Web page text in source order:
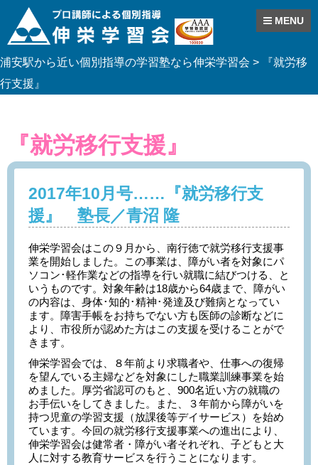
Skip
to
content
MENU
浦安駅から近い個別指導の学習塾なら伸栄学習会 >
『就労移
行支援』
『就労移行支援』
2017年10月号……『就労移行支
援』 塾長／青沼 隆
伸栄学習会はこの９月から、南行徳で就労移行支援事
業を開始しました。この事業は、障がい者を対象にパ
ソコン･軽作業などの指導を行い就職に結びつける、と
いうものです。対象年齢は18歳から64歳まで、障がい
の内容は、身体･知的･精神･発達及び難病となってい
ます。障害手帳をお持ちでない方も医師の診断などに
より、市役所が認めた方はこの支援を受けることがで
きます。
伸栄学習会では、８年前より求職者や、仕事への復帰
を望んでいる主婦などを対象にした職業訓練事業を始
めました。厚労省認可のもと、900名近い方の就職の
お手伝いをしてきました。また、３年前から障がいを
持つ児童の学習支援（放課後等デイサービス）を始め
ています。今回の就労移行支援事業への進出により、
伸栄学習会は健常者・障がい者それぞれ、子どもと大
人に対する教育サービスを行うことになります。